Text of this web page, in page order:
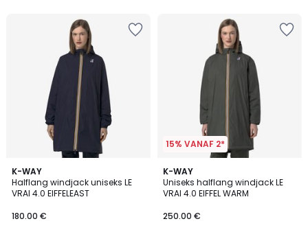
K-WAY
Halflang windjack uniseks LE
VRAI 4.0 EIFFELEAST
180.00 €
5
/
5
3
Kleuren
15% VANAF 2*
K-WAY
Uniseks halflang windjack LE
VRAI 4.0 EIFFEL WARM
250.00 €
2
Kleuren